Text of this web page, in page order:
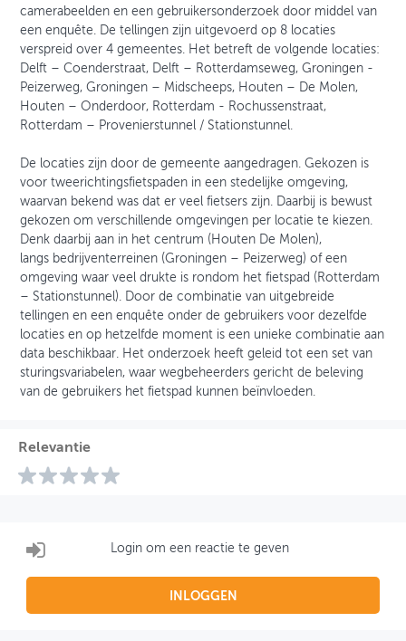
camerabeelden en een gebruikersonderzoek door middel van
een enquête. De tellingen zijn uitgevoerd op 8 locaties
verspreid over 4 gemeentes. Het betreft de volgende locaties:
Delft – Coenderstraat, Delft – Rotterdamseweg, Groningen -
Peizerweg, Groningen – Midscheeps, Houten – De Molen,
Houten – Onderdoor, Rotterdam - Rochussenstraat,
Rotterdam – Provenierstunnel / Stationstunnel.
De locaties zijn door de gemeente aangedragen. Gekozen is
voor tweerichtingsfietspaden in een stedelijke omgeving,
waarvan bekend was dat er veel fietsers zijn. Daarbij is bewust
gekozen om verschillende omgevingen per locatie te kiezen.
Denk daarbij aan in het centrum (Houten De Molen),
langs bedrijventerreinen (Groningen – Peizerweg) of een
omgeving waar veel drukte is rondom het fietspad (Rotterdam
– Stationstunnel). Door de combinatie van uitgebreide
tellingen en een enquête onder de gebruikers voor dezelfde
locaties en op hetzelfde moment is een unieke combinatie aan
data beschikbaar. Het onderzoek heeft geleid tot een set van
sturingsvariabelen, waar wegbeheerders gericht de beleving
van de gebruikers het fietspad kunnen beïnvloeden.
Relevantie
Login om een reactie te geven
INLOGGEN